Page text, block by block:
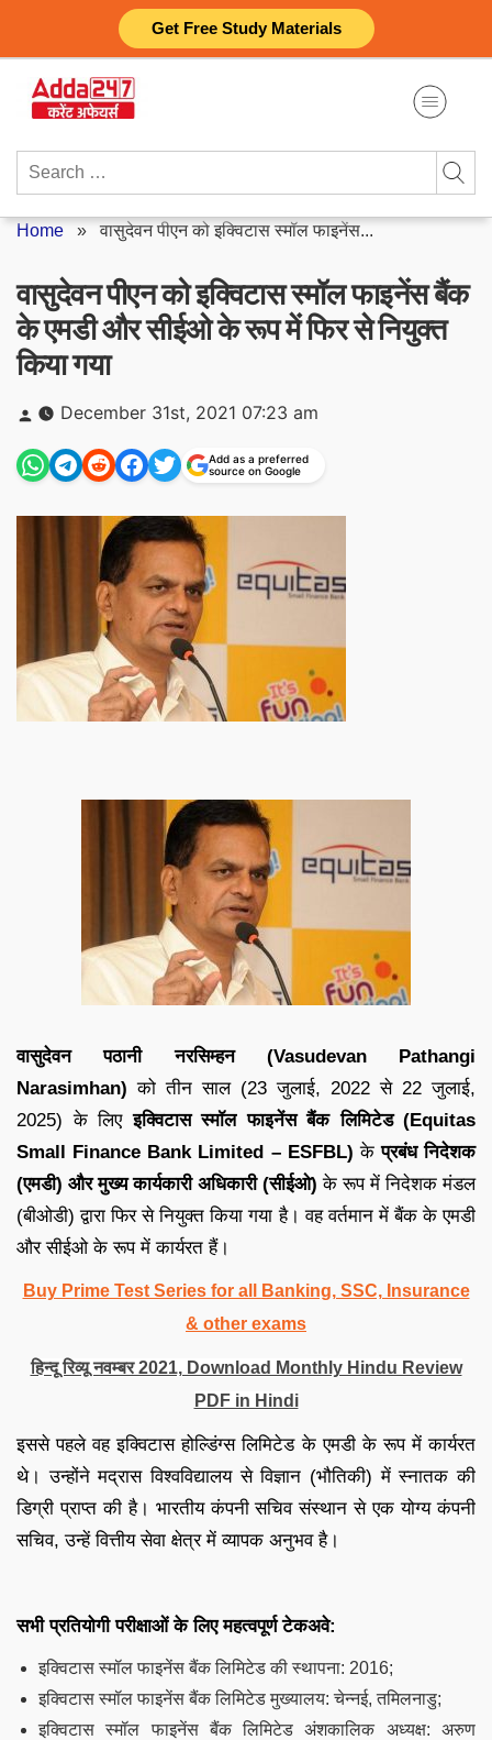
Get Free Study Materials
content
Search
Home »वासुदेवन पीएन को इक्विटास स्मॉल फाइनेंस...
वासुदेवन पीएन को इक्विटास स्मॉल फाइनेंस बैंक
के एमडी और सीईओ के रूप में फिर से नियुक्त
किया गया
Posted
by
December 31st, 2021 07:23 am
Add as a preferred
source on Google
वासुदेवन पठानी नरसिम्हन (Vasudevan Pathangi
Narasimhan) को तीन साल (23 जुलाई, 2022 से 22 जुलाई,
2025) के लिएइक्विटास स्मॉल फाइनेंस बैंक लिमिटेड (Equitas
Small Finance Bank Limited – ESFBL)केप्रबंध निदेशक
(एमडी) और मुख्य कार्यकारी अधिकारी (सीईओ) के रूप में निदेशक मंडल
(बीओडी) द्वारा फिर से नियुक्त किया गया है। वह वर्तमान में बैंक के एमडी
और सीईओ के रूप में कार्यरत हैं।
Buy Prime Test Series for all Banking, SSC, Insurance
& other exams
हिन्दू रिव्यू नवम्बर 2021, Download Monthly Hindu Review
PDF in Hindi
इससे पहले वह इक्विटास होल्डिंग्स लिमिटेड के एमडी के रूप में कार्यरत
थे। उन्होंने मद्रास विश्वविद्यालय से विज्ञान (भौतिकी) में स्नातक की
डिग्री प्राप्त की है। भारतीय कंपनी सचिव संस्थान से एक योग्य कंपनी
सचिव, उन्हें वित्तीय सेवा क्षेत्र में व्यापक अनुभव है।
सभी प्रतियोगी परीक्षाओं के लिए महत्वपूर्ण टेकअवे:
इक्विटास स्मॉल फाइनेंस बैंक लिमिटेड की स्थापना: 2016;
इक्विटास स्मॉल फाइनेंस बैंक लिमिटेड मुख्यालय: चेन्नई, तमिलनाडु;
इक्विटास स्मॉल फाइनेंस बैंक लिमिटेड अंशकालिक अध्यक्ष: अरुण